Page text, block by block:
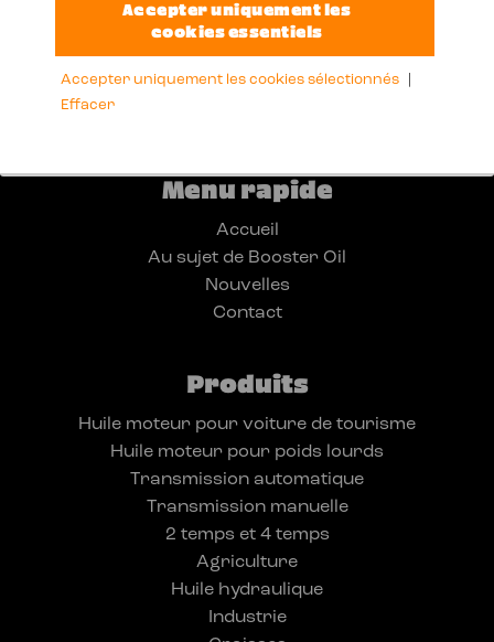
Info
info@booster-oil.com
Menu rapide
Accueil
Au sujet de Booster Oil
Nouvelles
Contact
Produits
Huile moteur pour voiture de tourisme
Huile moteur pour poids lourds
Transmission automatique
Transmission manuelle
2 temps et 4 temps
Agriculture
Huile hydraulique
Industrie
Accepter uniquement les cookies sélectionnés
Effacer